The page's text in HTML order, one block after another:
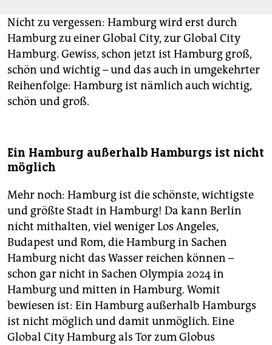
Nicht zu vergessen: Hamburg wird erst durch
Hamburg zu einer Global City, zur Global City
Hamburg. Gewiss, schon jetzt ist Hamburg groß,
schön und wichtig – und das auch in umgekehrter
Reihenfolge: Hamburg ist nämlich auch wichtig,
schön und groß.
Ein Hamburg außerhalb Hamburgs ist nicht
möglich
Mehr noch: Hamburg ist die schönste, wichtigste
und größte Stadt in Hamburg! Da kann Berlin
nicht mithalten, viel weniger Los Angeles,
Budapest und Rom, die Hamburg in Sachen
Hamburg nicht das Wasser reichen können –
schon gar nicht in Sachen Olympia 2024 in
Hamburg und mitten in Hamburg. Womit
bewiesen ist: Ein Hamburg außerhalb Hamburgs
ist nicht möglich und damit unmöglich. Eine
Global City Hamburg als Tor zum Globus